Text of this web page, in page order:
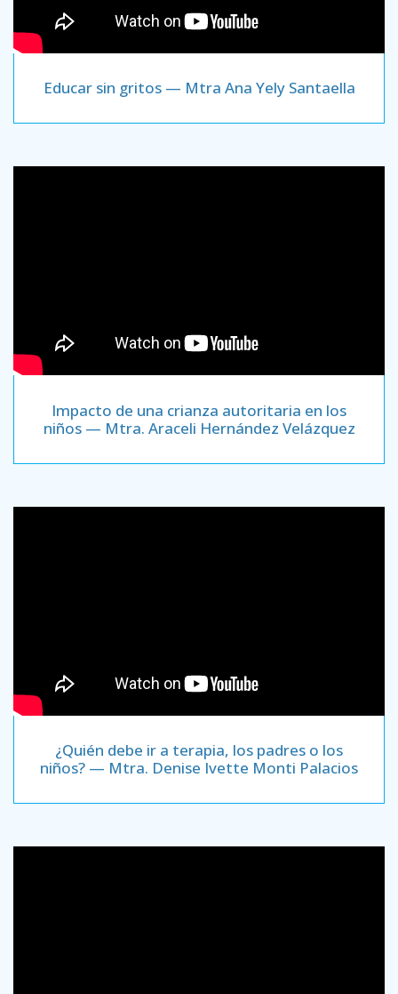
Educar sin gritos — Mtra Ana Yely Santaella
Impacto de una crianza autoritaria en los
niños — Mtra. Araceli Hernández Velázquez
¿Quién debe ir a terapia, los padres o los
niños? — Mtra. Denise Ivette Monti Palacios